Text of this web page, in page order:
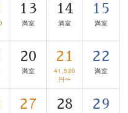
など歴史ある諏訪の街
お食事、諏訪湖に包まれ
じていただける、美しく
を安心してお過ごしくだ
13
満室
14
満室
15
満室
20
満室
21
41,520
円〜
22
満室
27 28 29